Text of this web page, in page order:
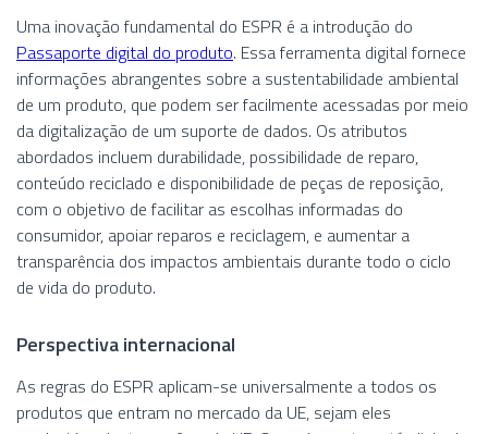
Uma inovação fundamental do ESPR é a introdução do
Passaporte digital do produto. Essa ferramenta digital fornece
informações abrangentes sobre a sustentabilidade ambiental
de um produto, que podem ser facilmente acessadas por meio
da digitalização de um suporte de dados. Os atributos
abordados incluem durabilidade, possibilidade de reparo,
conteúdo reciclado e disponibilidade de peças de reposição,
com o objetivo de facilitar as escolhas informadas do
consumidor, apoiar reparos e reciclagem, e aumentar a
transparência dos impactos ambientais durante todo o ciclo
de vida do produto.
Perspectiva internacional
As regras do ESPR aplicam-se universalmente a todos os
produtos que entram no mercado da UE, sejam eles